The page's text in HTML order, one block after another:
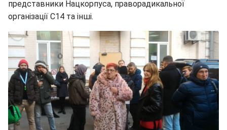
представники Нацкорпуса, праворадикальної
організації С14 та інші.